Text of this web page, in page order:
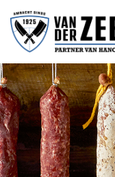
Ambachtelijke Slager